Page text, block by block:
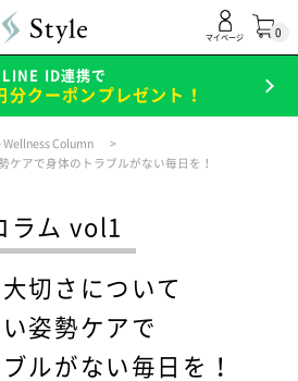
0
マイページ
LINE ID連携で
クーポンプレゼント！
Wellness Column
ケアで身体のトラブルがない毎日を！
ラム vol1
切さについて
姿勢ケアで
ルがない毎日を！